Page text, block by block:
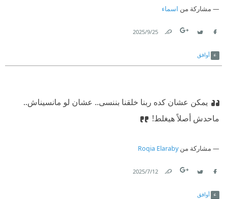
مشاركة من اسماء
25‏/9‏/2025
أوافق
يمكن عشان كده ربنا خلقنا بننسى.. عشان لو مانسيناش..
ماحدش أصلاً هيغلط!
مشاركة منRoqia Elaraby
12‏/7‏/2025
أوافق